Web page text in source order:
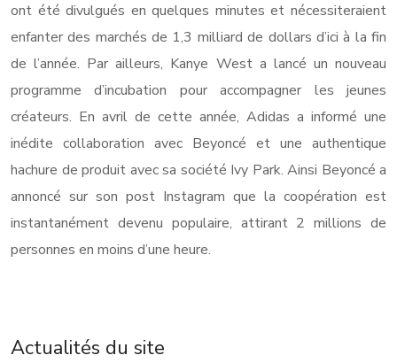
ont été divulgués en quelques minutes et nécessiteraient
enfanter des marchés de 1,3 milliard de dollars d’ici à la fin
de l’année. Par ailleurs, Kanye West a lancé un nouveau
programme d’incubation pour accompagner les jeunes
créateurs. En avril de cette année, Adidas a informé une
inédite collaboration avec Beyoncé et une authentique
hachure de produit avec sa société Ivy Park. Ainsi Beyoncé a
annoncé sur son post Instagram que la coopération est
instantanément devenu populaire, attirant 2 millions de
personnes en moins d’une heure.
Actualités du site